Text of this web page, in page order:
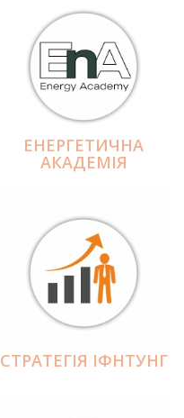
ЕНЕРГЕТИЧНА
АКАДЕМІЯ
СТРАТЕГІЯ ІФНТУНГ